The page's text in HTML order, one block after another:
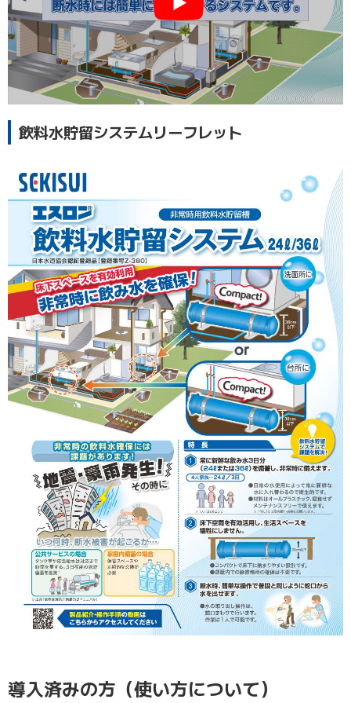
飲料水貯留システムリーフレット
導入済みの方（使い方について）